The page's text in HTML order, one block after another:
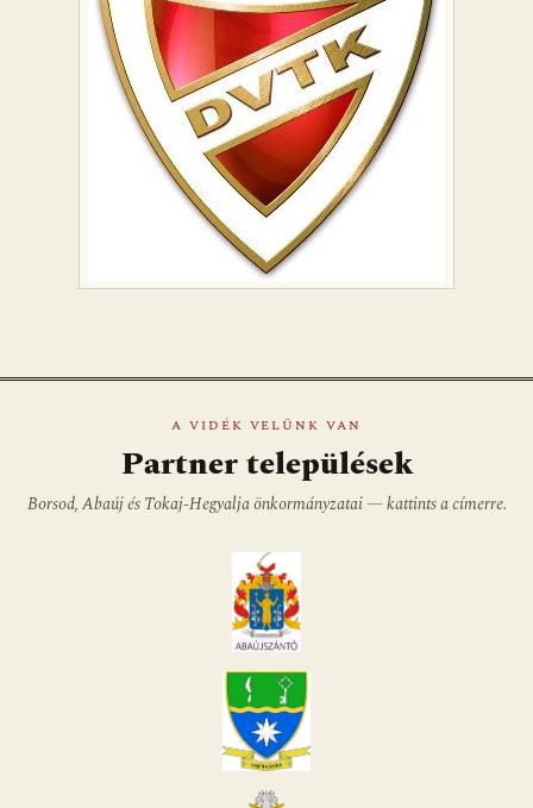
A VIDÉK VELÜNK VAN
Partner települések
Borsod, Abaúj és Tokaj-Hegyalja önkormányzatai — kattints a címerre.